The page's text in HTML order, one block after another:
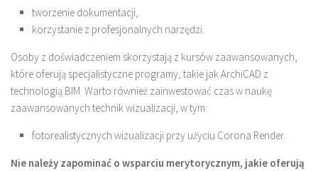
tworzenie dokumentacji,
korzystanie z profesjonalnych narzędzi.
Osoby z doświadczeniem skorzystają z kursów zaawansowanych,
które oferują specjalistyczne programy, takie jak ArchiCAD z
technologią BIM. Warto również zainwestować czas w naukę
zaawansowanych technik wizualizacji, w tym:
fotorealistycznych wizualizacji przy użyciu Corona Render.
Nie należy zapominać o wsparciu merytorycznym, jakie oferują